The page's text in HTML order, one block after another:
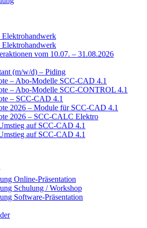
Elektrohandwerk
Elektrohandwerk
vom 10.07. – 31.08.2026
(m/w/d) – Piding
– Abo-Modelle SCC-CAD 4.1
– Abo-Modelle SCC-CONTROL 4.1
– SCC-CAD 4.1
2026 – Module für SCC-CAD 4.1
2026 – SCC-CALC Elektro
auf SCC-CAD 4.1
auf SCC-CAD 4.1
Online-Präsentation
Schulung / Workshop
Software-Präsentation